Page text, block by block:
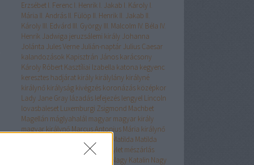
Erzsébet I. Ferenc I. Henrik I. Jakab I. Károly I.
Mária II. András II. Fülöp II. Henrik II. Jakab II.
Károly III. Edvárd III. György III. Malcolm IV. Béla IV.
Henrik Jadwiga jeruzsálemi király Johanna
Jolánta Jules Verne Julián-naptár Julius Caesar
kalandozások Kapisztrán János karácsony
Károly Róbert Kasztíliai Izabella katona kegyenc
keresztes hadjárat király királylány királyné
királynő királyság kivégzés koronázás középkor
Lady Jane Gray lázadás lefejezés lengyel Lincoln
lovasbaleset Luxemburgi Zsigmond Machbet
Magellán máglyahalál magyar magyar király
magyar királynő Marcus Antonius Mária királynő
Matilda Matilda
Mátyás királymerénylet mészárlás
Nagy Katalin Nagy